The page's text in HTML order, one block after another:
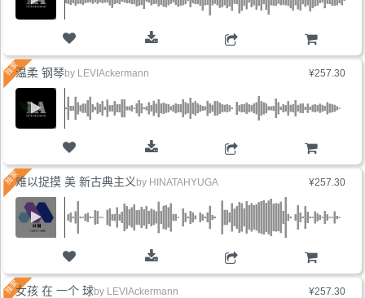
购物车
¥257.30
购物车
温柔 钢琴by LEVIAckermann
¥257.30
购物车
难以捉摸 美 新古典主义 by HINATAHYUGA
¥257.30
女孩 在 一个 球by LEVIAckermann